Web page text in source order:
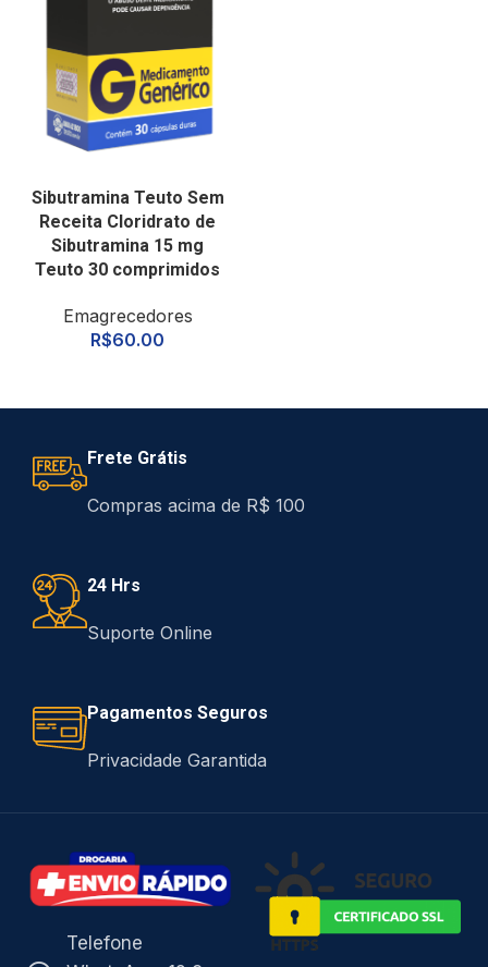
Sibutramina Teuto Sem
Receita Cloridrato de
Sibutramina 15 mg
Teuto 30 comprimidos
Emagrecedores
R$60.00
Frete Grátis
Compras acima de R$ 100
24 Hrs
Suporte Online
Pagamentos Seguros
Privacidade Garantida
Telefone